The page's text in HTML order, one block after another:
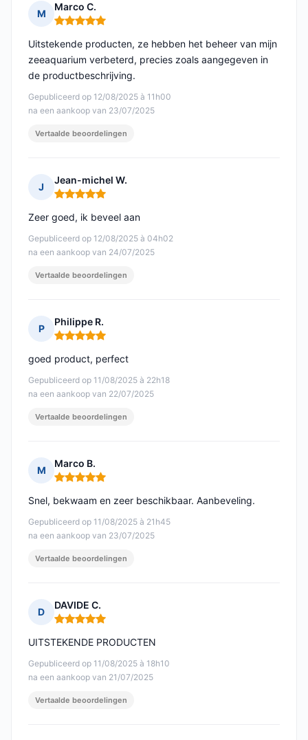
M
Marco C.
Opmerking: 5 van 5
Gepubliceerd op 12/08/2025 à 11h00
na een aankoop van 23/07/2025
Uitstekende producten, ze hebben het beheer van mijn
zeeaquarium verbeterd, precies zoals aangegeven in
de productbeschrijving.
Vertaalde beoordelingen
J
Jean-michel W.
Opmerking: 5 van 5
Gepubliceerd op 12/08/2025 à 04h02
na een aankoop van 24/07/2025
Zeer goed, ik beveel aan
Vertaalde beoordelingen
P
Philippe R.
Opmerking: 5 van 5
Gepubliceerd op 11/08/2025 à 22h18
na een aankoop van 22/07/2025
goed product, perfect
Vertaalde beoordelingen
M
Marco B.
Opmerking: 5 van 5
Gepubliceerd op 11/08/2025 à 21h45
na een aankoop van 23/07/2025
Snel, bekwaam en zeer beschikbaar. Aanbeveling.
Vertaalde beoordelingen
D
DAVIDE C.
Opmerking: 5 van 5
Gepubliceerd op 11/08/2025 à 18h10
na een aankoop van 21/07/2025
UITSTEKENDE PRODUCTEN
Vertaalde beoordelingen